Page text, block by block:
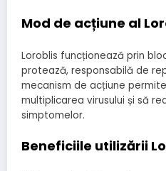
Mod de acțiune al
Loroblis funcționează prin
protează, responsabilă de
mecanism de acțiune
multiplicarea virusului și să
simptomelor.
Beneficiile utilizării